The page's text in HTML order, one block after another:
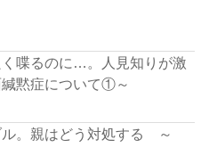
く喋るのに…。人見知りが激
黙症について①～
。親はどう対処する ～